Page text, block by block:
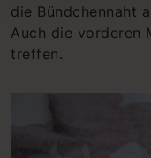
die Bündchennaht
Auch die vorderen
treffen.